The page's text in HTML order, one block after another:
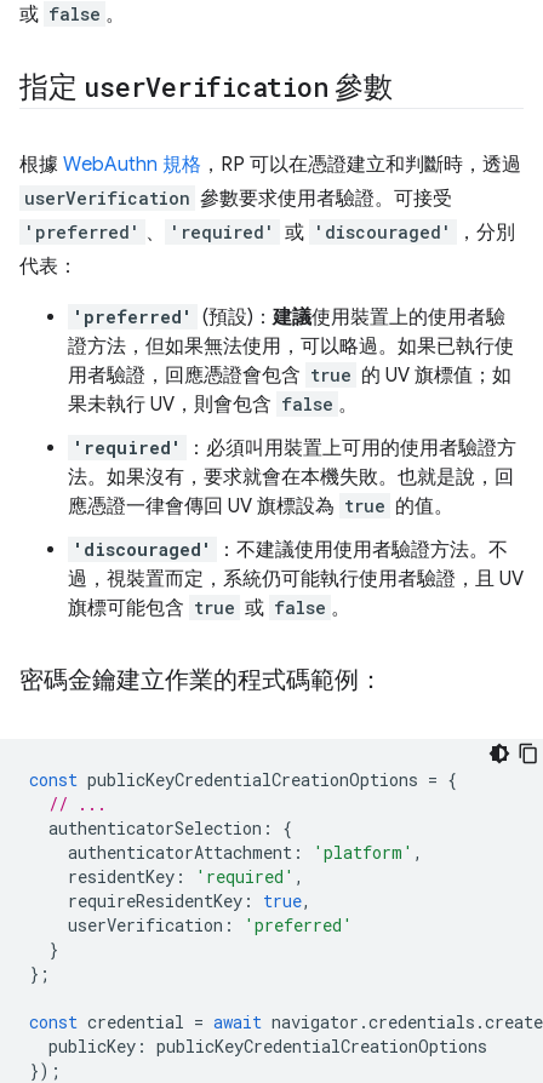
或 false 。
指定 userVerification 參數
根據 WebAuthn 規格 ，RP 可以在憑證建立和判斷時，透過
userVerification 參數要求使用者驗證。可接受
'preferred' 、 'required' 或 'discouraged'
，分別
代表：
'preferred' (預設)： 建議使用裝置上的使用者驗
證方法，但如果無法使用，可以略過。如果已執行使
用者驗證，回應憑證會包含 true 的 UV 旗標值；如
果未執行 UV，則會包含 false 。
'required'
：必須叫用裝置上可用的使用者驗證方
法。如果沒有，要求就會在本機失敗。也就是說，回
應憑證一律會傳回 UV 旗標設為 true 的值。
'discouraged'
：不建議使用使用者驗證方法。不
過，視裝置而定，系統仍可能執行使用者驗證，且 UV
旗標可能包含 true 或 false 。
密碼金鑰建立作業的程式碼範例：
const publicKeyCredentialCreationOptions = {
// ...
authenticatorSelection :
{
authenticatorAttachment : 'platform' ,
residentKey : 'required' ,
requireResidentKey : true,
userVerification :
'preferred'
}
};
const credential = await navigator .credentials .create
publicKey : publicKeyCredentialCreationOptions
});